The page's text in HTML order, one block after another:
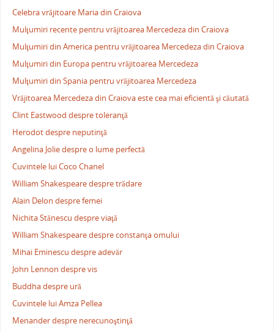
Celebra vrăjitoare Maria din Craiova
Mulţumiri recente pentru vrăjitoarea Mercedeza din Craiova
Mulţumiri din America pentru vrăjitoarea Mercedeza din Craiova
Mulţumiri din Europa pentru vrăjitoarea Mercedeza
Mulţumiri din Spania pentru vrăjitoarea Mercedeza
Vrăjitoarea Mercedeza din Craiova este cea mai eficientă şi căutată
Clint Eastwood despre toleranţă
Herodot despre neputinţă
Angelina Jolie despre o lume perfectă
Cuvintele lui Coco Chanel
William Shakespeare despre trădare
Alain Delon despre femei
Nichita Stănescu despre viaţă
William Shakespeare despre constanţa omului
Mihai Eminescu despre adevăr
John Lennon despre vis
Buddha despre ură
Cuvintele lui Amza Pellea
Menander despre nerecunoştinţă